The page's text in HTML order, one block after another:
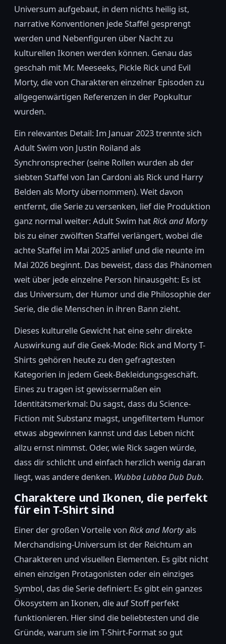
Universum aufgebaut, in dem nichts heilig ist,
narrative Konventionen jede Staffel gesprengt
werden und Nebenfiguren über Nacht zu
kulturellen Ikonen werden können. Genau das
geschah mit Mr. Meeseeks, Pickle Rick und Evil
Morty, die von Charakteren einzelner Episoden zu
allgegenwärtigen Referenzen in der Popkultur
wurden.
Ein relevantes Detail: Im Januar 2023 trennte sich
Adult Swim von Justin Roiland als
Synchronsprecher (seine Rollen wurden ab der
siebten Staffel von Ian Cardoni als Rick und Harry
Belden als Morty übernommen). Weit davon
entfernt, die Serie zu versenken, lief die Produktion
ganz normal weiter: Adult Swim hatRick and Morty
bis zu einer zwölften Staffel verlängert, wobei die
achte Staffel im Mai 2025 anlief und die neunte im
Mai 2026 beginnt. Das beweist, dass das Phänomen
weit über jede einzelne Person hinausgeht: Es ist
das Universum, der Humor und die Philosophie der
Serie, die die Menschen in ihren Bann zieht.
Dieses kulturelle Gewicht hat eine sehr direkte
Auswirkung auf die Geek-Mode: Rick and Morty T-
Shirts gehören heute zu den gefragtesten
Kategorien in jedem Geek-Bekleidungsgeschäft.
Eines zu tragen ist gewissermaßen ein
Identitätsmerkmal: Du sagst, dass du Science-
Fiction mit Substanz magst, ungefiltertem Humor
etwas abgewinnen kannst und das Leben nicht
allzu ernst nimmst. Oder, wie Rick sagen würde,
dass dir schlicht und einfach herzlich wenig daran
liegt, was andere denken. Wubba Lubba Dub Dub.
Charaktere und Ikonen, die perfekt
für ein T-Shirt sind
Einer der großen Vorteile von Rick and Mortyals
Merchandising-Universum ist der Reichtum an
Charakteren und visuellen Elementen. Es gibt nicht
einen einzigen Protagonisten oder ein einziges
Symbol, das die Serie definiert: Es gibt ein ganzes
Ökosystem an Ikonen, die auf Stoff perfekt
funktionieren. Hier sind die beliebtesten und die
Gründe, warum sie im T-Shirt-Format so gut